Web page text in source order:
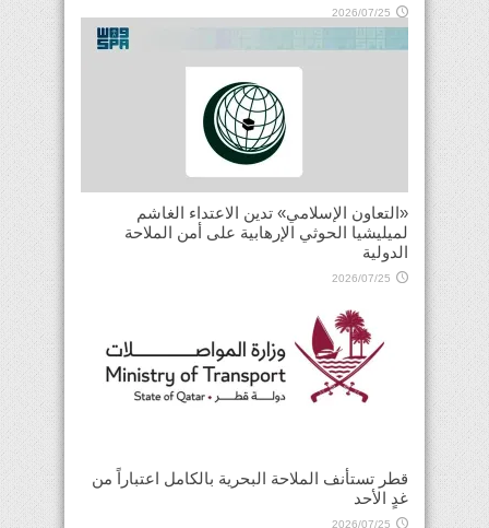
2026/07/25
«التعاون الإسلامي» تدين الاعتداء الغاشم
لميليشيا الحوثي الإرهابية على أمن الملاحة
الدولية
2026/07/25
قطر تستأنف الملاحة البحرية بالكامل اعتباراً من
غدٍ الأحد
2026/07/25